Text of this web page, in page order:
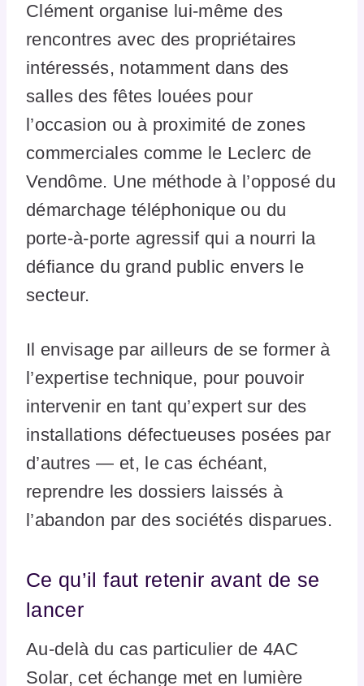
Clément organise lui-même des
rencontres avec des propriétaires
intéressés, notamment dans des
salles des fêtes louées pour
l’occasion ou à proximité de zones
commerciales comme le Leclerc de
Vendôme. Une méthode à l’opposé du
démarchage téléphonique ou du
porte-à-porte agressif qui a nourri la
défiance du grand public envers le
secteur.
Il envisage par ailleurs de se former à
l’expertise technique, pour pouvoir
intervenir en tant qu’expert sur des
installations défectueuses posées par
d’autres — et, le cas échéant,
reprendre les dossiers laissés à
l’abandon par des sociétés disparues.
Ce qu’il faut retenir avant de se
lancer
Au-delà du cas particulier de 4AC
Solar, cet échange met en lumière